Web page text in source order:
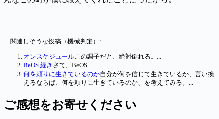
関連しそうな投稿（機械判定）:
オンスケジュール この調子だと、絶対倒れる。...
BeOS 続き さて、BeOS...
何を頼りに生きているのか自分が何を信じて生きているか、言い換
えるならば、何を頼りに生きているのか、を考えてみる。...
ご感想をお寄せください